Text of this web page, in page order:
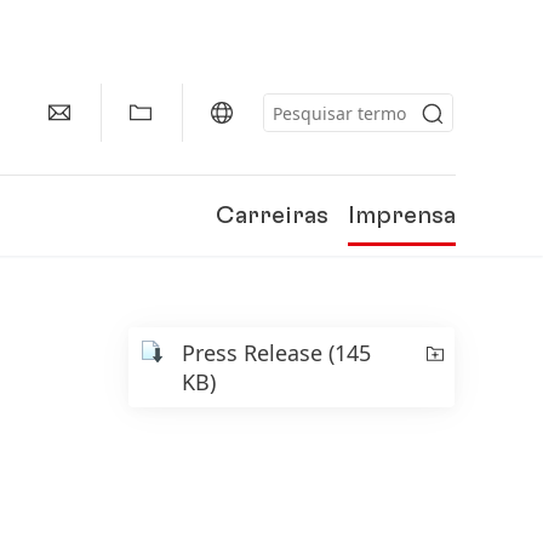
Carreiras Imprensa
Press Release (145
KB)